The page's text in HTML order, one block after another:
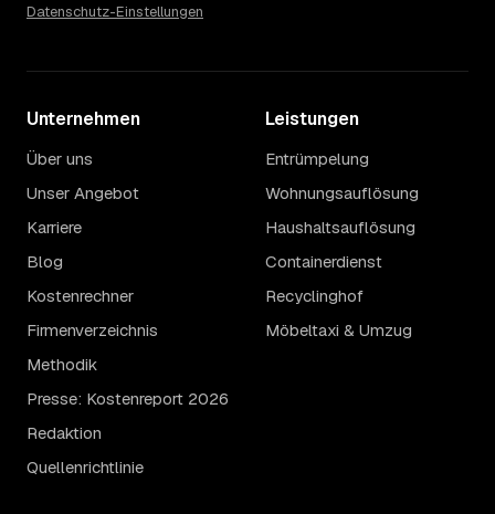
Datenschutz-Einstellungen
Unternehmen
Über uns
Unser Angebot
Karriere
Blog
Kostenrechner
Firmenverzeichnis
Methodik
Presse: Kostenreport 2026
Redaktion
Quellenrichtlinie
Leistungen
Entrümpelung
Wohnungsauflösung
Haushaltsauflösung
Containerdienst
Recyclinghof
Möbeltaxi & Umzug